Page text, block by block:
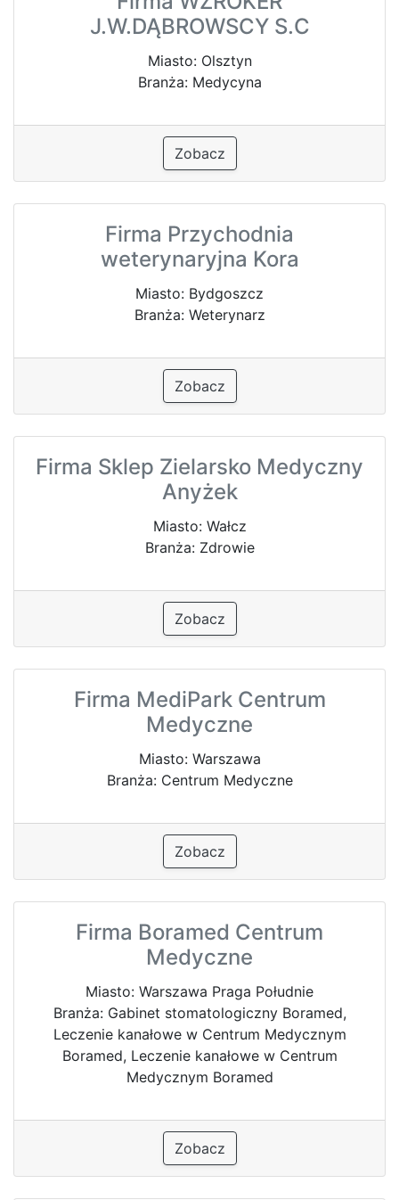
J.W.DĄBROWSCY S.C
Miasto: Olsztyn
Branża: Medycyna
Zobacz
Firma Przychodnia
weterynaryjna Kora
Miasto: Bydgoszcz
Branża: Weterynarz
Zobacz
Firma Sklep Zielarsko Medyczny
Anyżek
Miasto: Wałcz
Branża: Zdrowie
Zobacz
Firma MediPark Centrum
Medyczne
Miasto: Warszawa
Branża: Centrum Medyczne
Zobacz
Firma Boramed Centrum
Medyczne
Miasto: Warszawa Praga Południe
Branża: Gabinet stomatologiczny Boramed,
Leczenie kanałowe w Centrum Medycznym
Boramed, Leczenie kanałowe w Centrum
Medycznym Boramed
Zobacz